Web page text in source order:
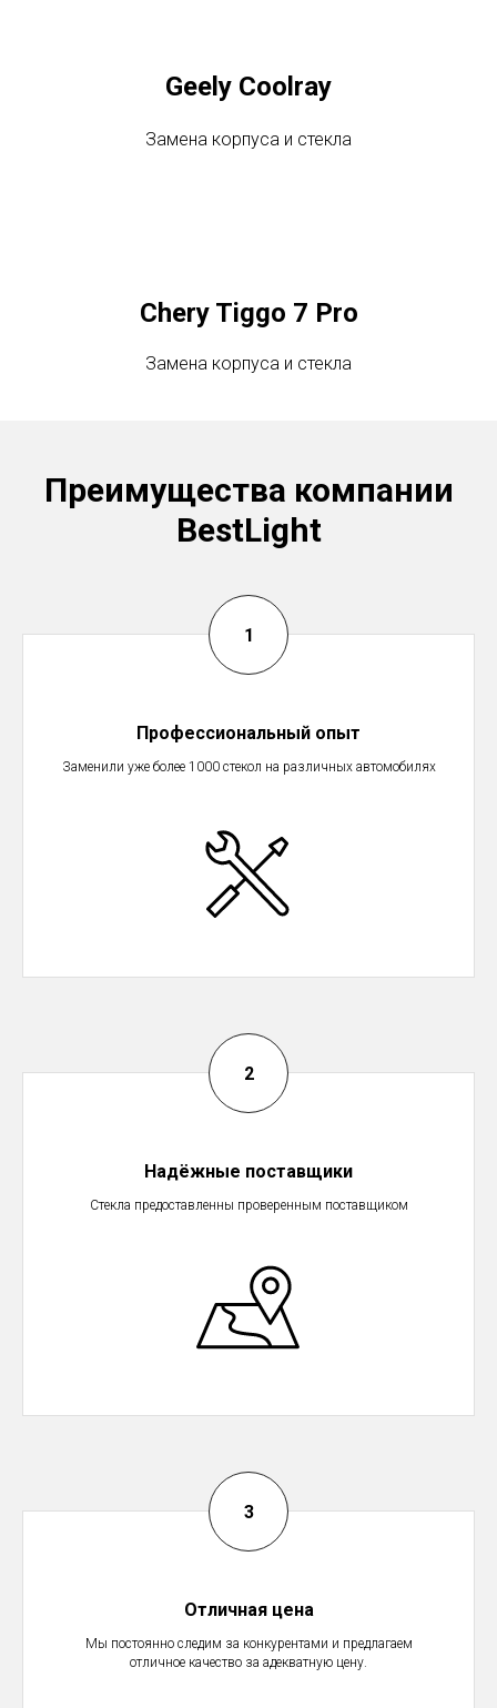
Geely Coolray
Замена корпуса и стекла
Chery Tiggo 7 Pro
Замена корпуса и стекла
Преимущества компании
BestLight
Профессиональный опыт
Заменили уже более 1000 стекол на различных автомобилях
Надёжные поставщики
Стекла предоставленны проверенным поставщиком
Отличная цена
Мы постоянно следим за конкурентами и предлагаем
отличное качество за адекватную цену.